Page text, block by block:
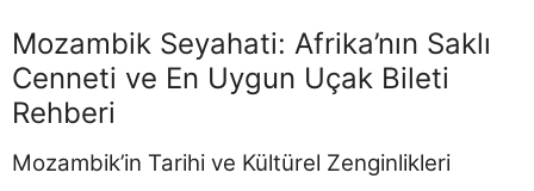
Mozambik Seyahati: Afrika’nın Saklı
Cenneti ve En Uygun Uçak Bileti
Rehberi
Mozambik’in Tarihi ve Kültürel Zenginlikleri